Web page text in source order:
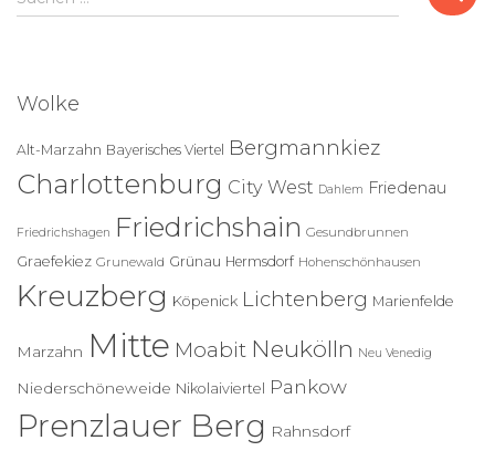
u
n
a
c
:
Wolke
Alt-Marzahn Bayerisches Viertel Bergmannkiez
Charlottenburg City West Dahlem Friedenau
Friedrichshagen Friedrichshain Gesundbrunnen
Graefekiez Grunewald Grünau Hermsdorf Hohenschönhausen
Kreuzberg Köpenick Lichtenberg Marienfelde
Marzahn Mitte Moabit Neukölln Neu Venedig
Niederschöneweide Nikolaiviertel Pankow
Prenzlauer Berg Rahnsdorf